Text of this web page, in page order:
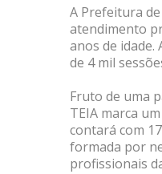
A Prefeitura
atendimento
anos de
de 4 mil
Fruto de uma
TEIA marca
contará com
formada por
profissionais